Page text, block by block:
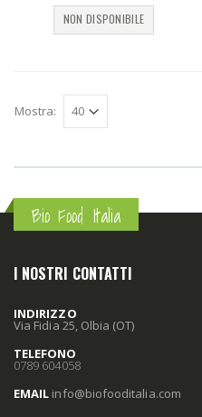
NON DISPONIBILE
Mostra:
Bio Food Italia
I NOSTRI CONTATTI
INDIRIZZO
Via Fidia 25, Olbia (OT)
TELEFONO
0789 604058
EMAIL info@biofooditalia.com